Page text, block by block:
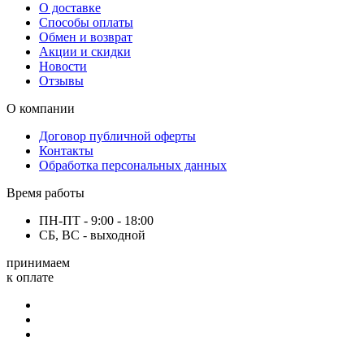
О доставке
Способы оплаты
Обмен и возврат
Акции и скидки
Новости
Отзывы
О компании
Договор публичной оферты
Контакты
Обработка персональных данных
Время работы
ПН-ПТ - 9:00 - 18:00
СБ, ВС - выходной
принимаем
к оплате